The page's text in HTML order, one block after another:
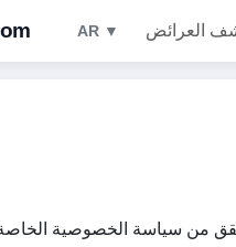
AR ▼ العرائض
من سياسة الخصوصية